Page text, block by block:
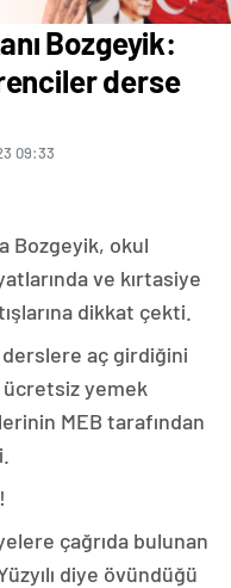
Bozgeyik:
derse
09:33
Bozgeyik, okul
ve kırtasiye
dikkat çekti.
derslere aç girdiğini
yemek
MEB tarafından
çağrıda bulunan
diye övündüğü